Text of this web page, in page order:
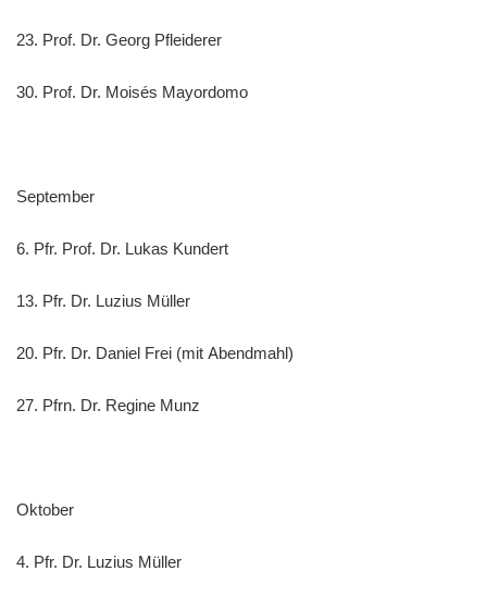
23. Prof. Dr. Georg Pfleiderer
30. Prof. Dr. Moisés Mayordomo
September
6. Pfr. Prof. Dr. Lukas Kundert
13. Pfr. Dr. Luzius Müller
20. Pfr. Dr. Daniel Frei (mit Abendmahl)
27. Pfrn. Dr. Regine Munz
Oktober
4. Pfr. Dr. Luzius Müller